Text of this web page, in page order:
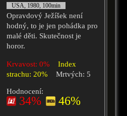
USA, 1980, 100min
Opravdový Ježíšek není
hodný, to je jen pohádka pro
malé děti. Skutečnost je
horor.
Krvavost: 0%
Index
strachu: 20%
Mrtvých: 5
Hodnocení:
34% 46%